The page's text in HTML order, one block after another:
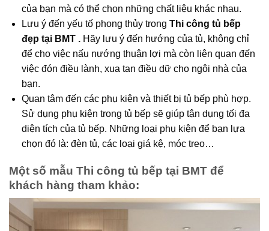
của bạn mà có thể chọn những chất liệu khác nhau.
Lưu ý đến yếu tố phong thủy trong Thi công tủ bếp
đẹp tại BMT . Hãy lưu ý đến hướng của tủ, không chỉ
để cho việc nấu nướng thuận lợi mà còn liên quan đến
việc đón điều lành, xua tan điều dữ cho ngôi nhà của
bạn.
Quan tâm đến các phụ kiện và thiết bị tủ bếp phù hợp.
Sử dụng phụ kiện trong tủ bếp sẽ giúp tận dụng tối đa
diện tích của tủ bếp. Những loại phụ kiện để bạn lựa
chọn đó là: đèn tủ, các loại giá kệ, móc treo…
Một số mẫu Thi công tủ bếp tại BMT để
khách hàng tham khảo: